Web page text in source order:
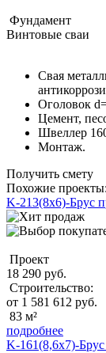
Фундамент
Винтовые сваи
Свая
Оголовок
Цемент,
Швеллер
Монтаж.
Получить смету
Похожие проекты:
K-213(8x6)-Брус
Проект
18 290 руб.
Строительство:
от 1 581 612 руб.
83 м²
подробнее
K-161(8,6х7)-